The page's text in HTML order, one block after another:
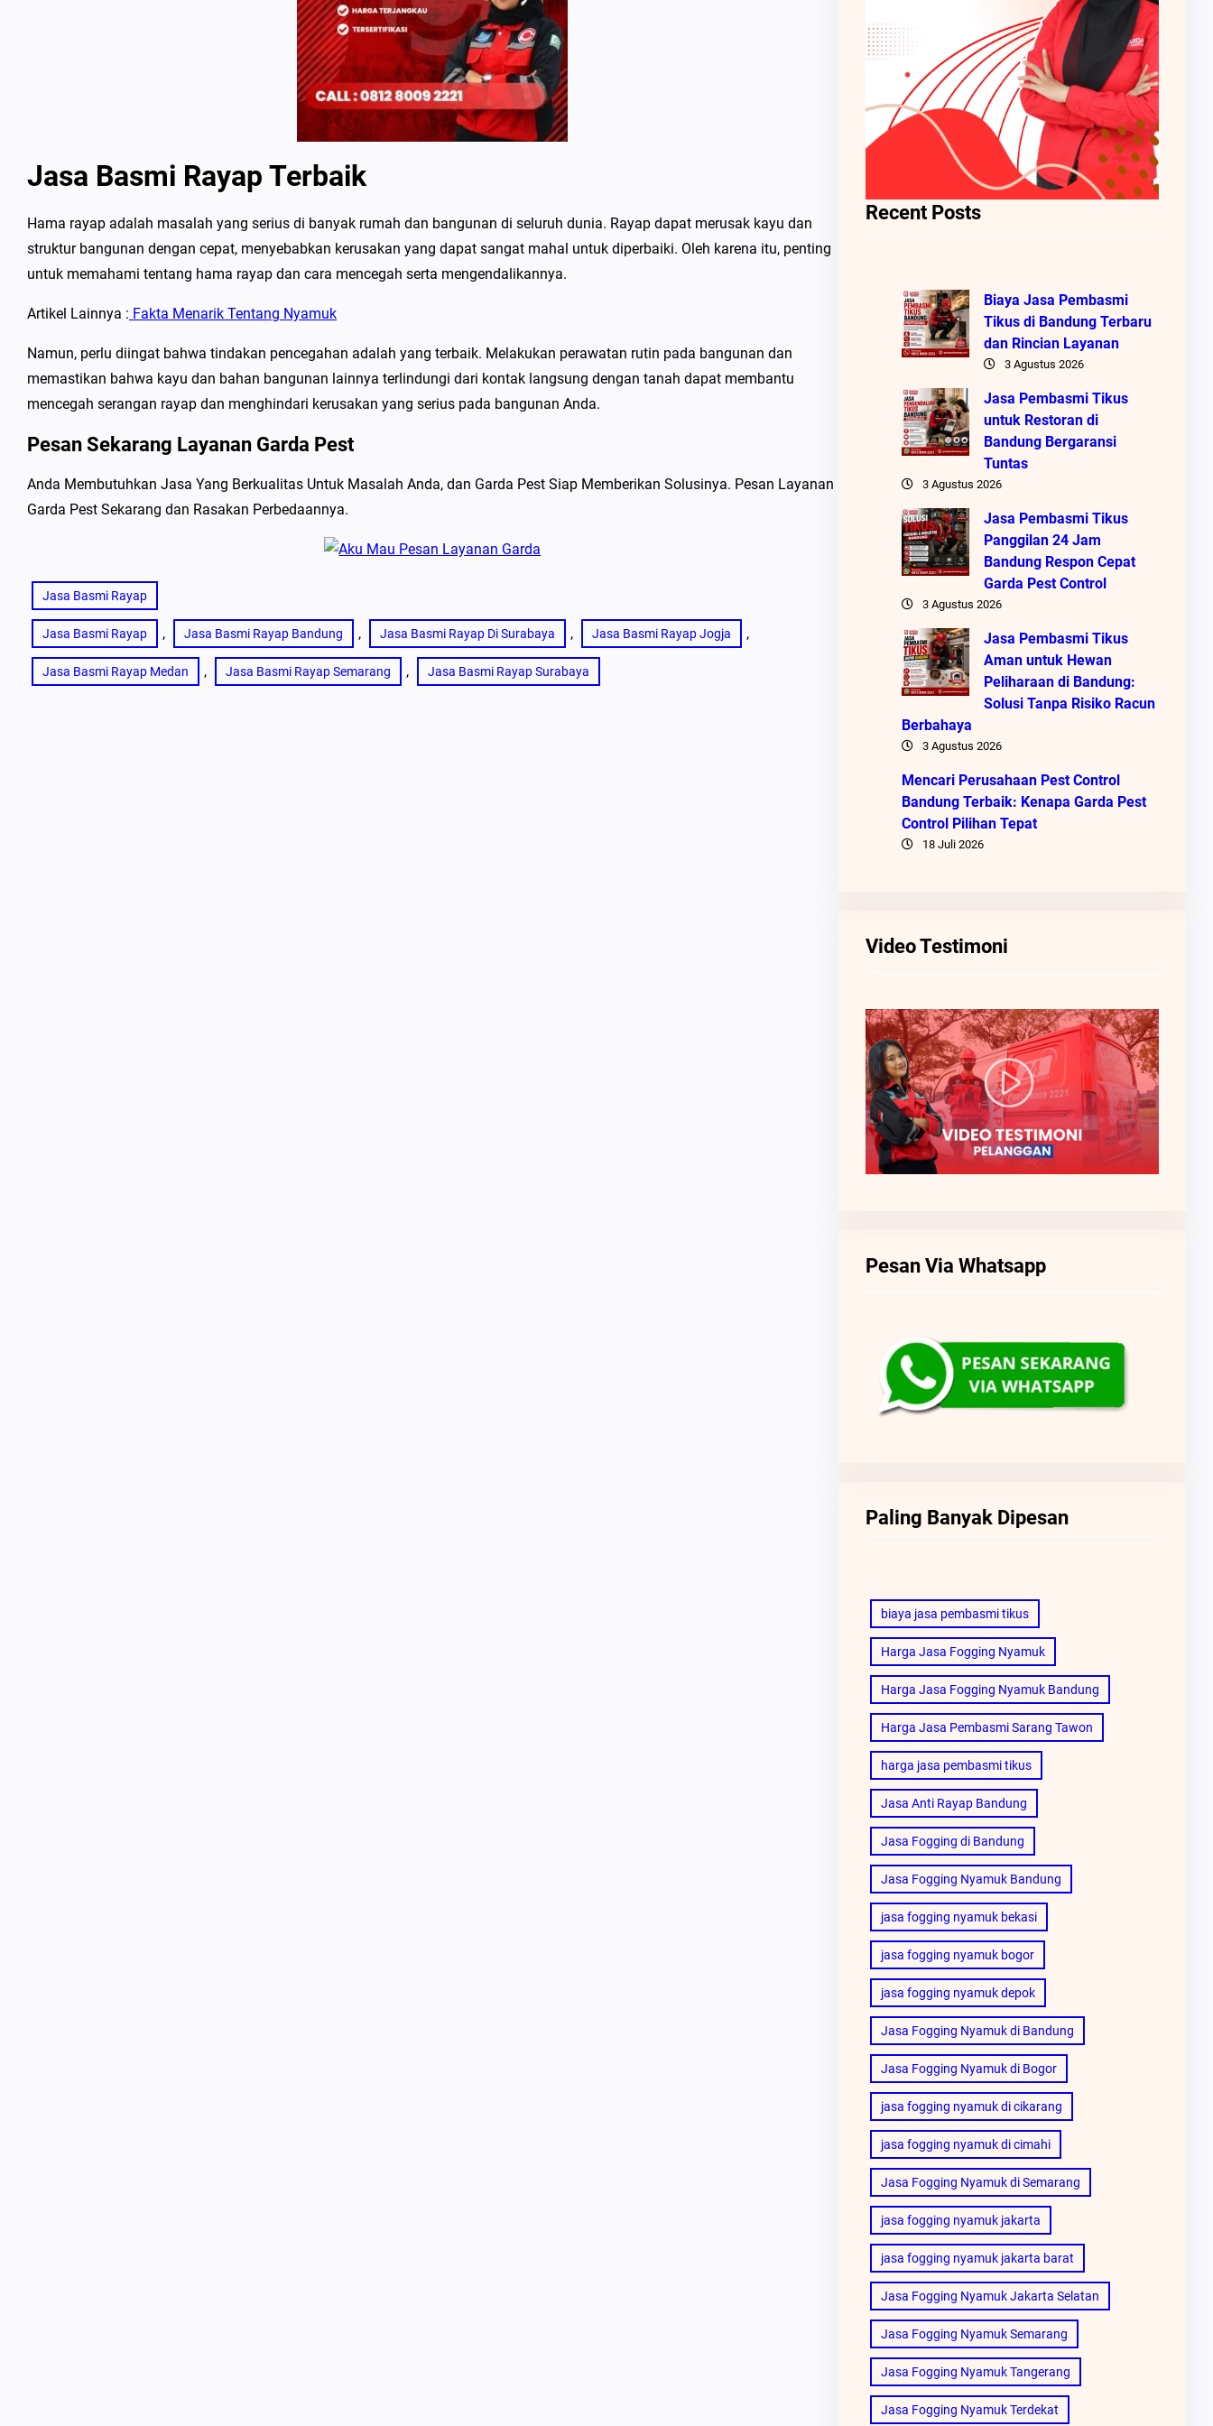
Jasa Basmi Rayap Terbaik
Hama rayap adalah masalah yang serius di banyak rumah dan bangunan di seluruh dunia. Rayap dapat merusak kayu dan
struktur bangunan dengan cepat, menyebabkan kerusakan yang dapat sangat mahal untuk diperbaiki. Oleh karena itu, penting
untuk memahami tentang hama rayap dan cara mencegah serta mengendalikannya.
Artikel Lainnya : Fakta Menarik Tentang Nyamuk
Namun, perlu diingat bahwa tindakan pencegahan adalah yang terbaik. Melakukan perawatan rutin pada bangunan dan
memastikan bahwa kayu dan bahan bangunan lainnya terlindungi dari kontak langsung dengan tanah dapat membantu
mencegah serangan rayap dan menghindari kerusakan yang serius pada bangunan Anda.
Pesan Sekarang Layanan Garda Pest
Anda Membutuhkan Jasa Yang Berkualitas Untuk Masalah Anda, dan Garda Pest Siap Memberikan Solusinya. Pesan Layanan
Garda Pest Sekarang dan Rasakan Perbedaannya.
Jasa Basmi Rayap
Jasa Basmi Rayap , Jasa Basmi Rayap Bandung , Jasa Basmi Rayap Di Surabaya , Jasa Basmi Rayap Jogja ,
Jasa Basmi Rayap Medan , Jasa Basmi Rayap Semarang , Jasa Basmi Rayap Surabaya
Recent Posts
Biaya Jasa Pembasmi
Tikus di Bandung Terbaru
dan Rincian Layanan
3 Agustus 2026
Jasa Pembasmi Tikus
untuk Restoran di
Bandung Bergaransi
Tuntas
3 Agustus 2026
Jasa Pembasmi Tikus
Panggilan 24 Jam
Bandung Respon Cepat
Garda Pest Control
3 Agustus 2026
Jasa Pembasmi Tikus
Aman untuk Hewan
Peliharaan di Bandung:
Solusi Tanpa Risiko Racun
Berbahaya
3 Agustus 2026
Mencari Perusahaan Pest Control
Bandung Terbaik: Kenapa Garda Pest
Control Pilihan Tepat
18 Juli 2026
Video Testimoni
Pesan Via Whatsapp
Paling Banyak Dipesan
biaya jasa pembasmi tikus
Harga Jasa Fogging Nyamuk
Harga Jasa Fogging Nyamuk Bandung
Harga Jasa Pembasmi Sarang Tawon
harga jasa pembasmi tikus
Jasa Anti Rayap Bandung
Jasa Fogging di Bandung
Jasa Fogging Nyamuk Bandung
jasa fogging nyamuk bekasi
jasa fogging nyamuk bogor
jasa fogging nyamuk depok
Jasa Fogging Nyamuk di Bandung
Jasa Fogging Nyamuk di Bogor
jasa fogging nyamuk di cikarang
jasa fogging nyamuk di cimahi
Jasa Fogging Nyamuk di Semarang
jasa fogging nyamuk jakarta
jasa fogging nyamuk jakarta barat
Jasa Fogging Nyamuk Jakarta Selatan
Jasa Fogging Nyamuk Semarang
Jasa Fogging Nyamuk Tangerang
Jasa Fogging Nyamuk Terdekat